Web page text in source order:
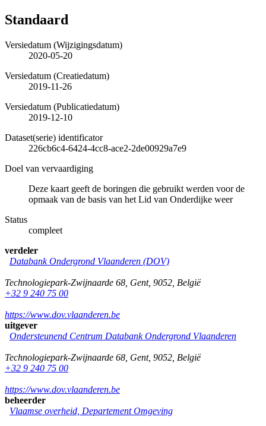
Standaard
Versiedatum (Wijzigingsdatum)
2020-05-20
Versiedatum (Creatiedatum)
2019-11-26
Versiedatum (Publicatiedatum)
2019-12-10
Dataset(serie) identificator
226cb6c4-6424-4cc8-ace2-2de00929a7e9
Doel van vervaardiging
Deze kaart geeft de boringen die gebruikt werden voor de
opmaak van de basis van het Lid van Onderdijke weer
Status
compleet
verdeler
Databank Ondergrond Vlaanderen (DOV)
Technologiepark-Zwijnaarde 68 Gent, 9052 België
+32 9 240 75 00
https://www.dov.vlaanderen.be
uitgever
Ondersteunend Centrum Databank Ondergrond Vlaanderen
Technologiepark-Zwijnaarde 68 Gent, 9052 België
+32 9 240 75 00
https://www.dov.vlaanderen.be
beheerder
Vlaamse overheid, Departement Omgeving